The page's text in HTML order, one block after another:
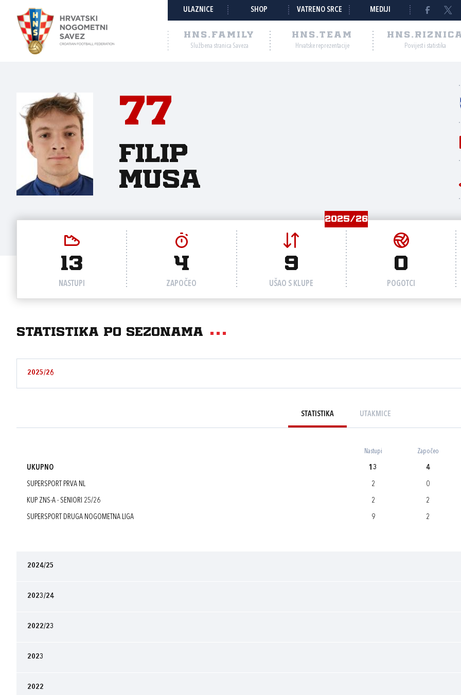
ULAZNICE SHOP VATRENO SRCE MEDIJI
HNS.FAMILY
Službena stranica Saveza
HNS.TEAM
Hrvatske reprezentacije Povijest i statistika
77
Filip
Musa
2025/26
13
NASTUPI
4
ZAPOČEO
9
UŠAO S KLUPE
0
POGOTCI
Statistika po sezonama
2025/26
STATISTIKA UTAKMICE
Nastupi Započeo
UKUPNO 13 4
SUPERSPORT PRVA NL 2 0
KUP ZNS-A - SENIORI 25/26 2 2
SUPERSPORT DRUGA NOGOMETNA LIGA 9 2
2024/25
2023/24
2022/23
2023
2022